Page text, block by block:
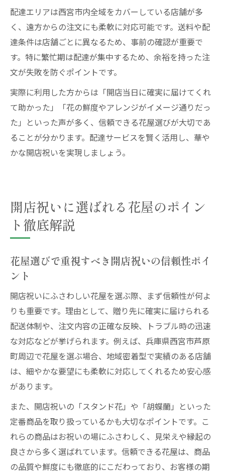
配達エリアは西宮市内全域をカバーしている店舗が多
く、遠方からの注文にも柔軟に対応可能です。送料や配
達条件は店舗ごとに異なるため、事前の確認が重要で
す。特に繁忙期は配達が集中するため、余裕を持った注
文が失敗を防ぐポイントです。
実際に利用した方からは「開店当日に確実に届けてくれ
て助かった」「花の鮮度やアレンジがイメージ通りだっ
た」といった声が多く、信頼できる花屋選びが大切であ
ることが分かります。配達サービスを賢く活用し、華や
かな開店祝いを実現しましょう。
開店祝いに選ばれる花屋のポイン
ト徹底解説
花屋選びで重視すべき開店祝いの信頼性ポイ
ント
開店祝いにふさわしい花屋を選ぶ際、まず信頼性が何よ
りも重要です。理由として、贈り先に確実に届けられる
配送体制や、注文内容の正確な反映、トラブル時の迅速
な対応などが挙げられます。例えば、兵庫県西宮市芦原
町周辺で花屋を選ぶ場合、地域密着型で実績のある店舗
は、細やかな要望にも柔軟に対応してくれるため安心感
があります。
また、開店祝いの「スタンド花」や「胡蝶蘭」といった
定番商品を取り扱っているかも大切なポイントです。こ
れらの商品はお祝いの場にふさわしく、見栄えや縁起の
良さから多く選ばれています。信頼できる花屋は、商品
の品質や鮮度にも徹底的にこだわっており、お客様の期